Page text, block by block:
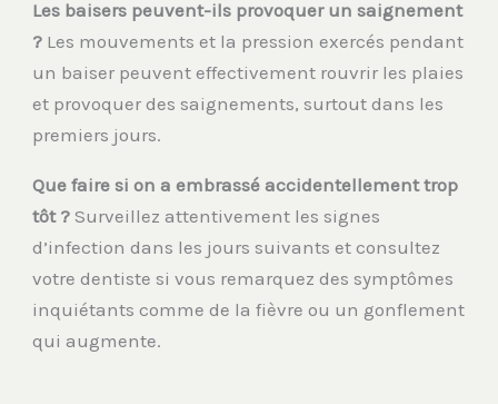
Les baisers peuvent-ils provoquer un saignement
? Les mouvements et la pression exercés pendant
un baiser peuvent effectivement rouvrir les plaies
et provoquer des saignements, surtout dans les
premiers jours.
Que faire si on a embrassé accidentellement trop
tôt ? Surveillez attentivement les signes
d’infection dans les jours suivants et consultez
votre dentiste si vous remarquez des symptômes
inquiétants comme de la fièvre ou un gonflement
qui augmente.